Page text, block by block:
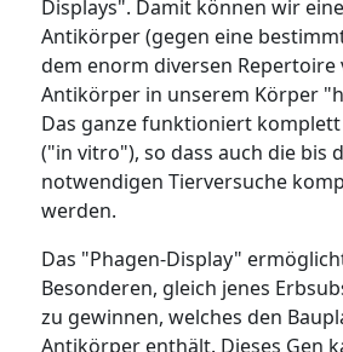
Displays". Damit können wir
Antikörper (gegen eine
dem enorm diversen
Antikörper in unserem Körper
Das ganze funktioniert komplett
("in vitro"), so dass auch die bis
notwendigen Tierversuche
werden.
Das "Phagen-Display"
Besonderen, gleich jenes
zu gewinnen, welches den
Antikörper enthält. Dieses Gen